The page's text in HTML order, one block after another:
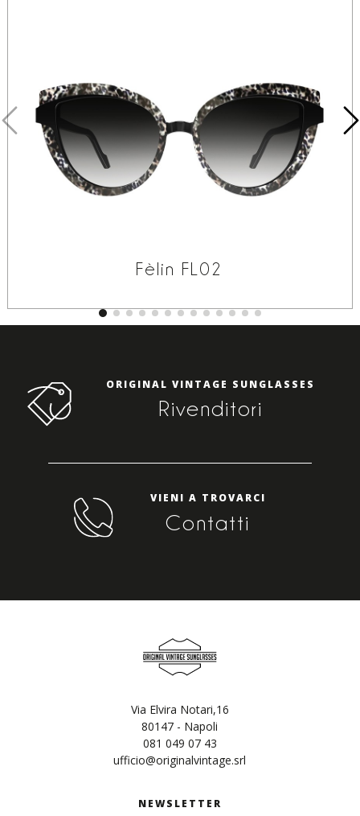
Fèlin FL02
ORIGINAL VINTAGE SUNGLASSES
Rivenditori
VIENI A TROVARCI
Contatti
Via Elvira Notari,16
80147 - Napoli
081 049 07 43
ufficio@originalvintage.srl
NEWSLETTER